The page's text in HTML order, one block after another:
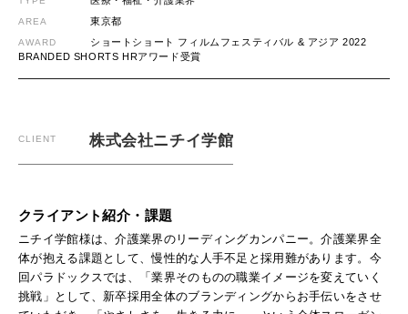
AREA 東京都
AWARD
ショートショート フィルムフェスティバル & アジア 2022
BRANDED SHORTS HRアワード受賞
CLIENT 株式会社ニチイ学館
クライアント紹介・課題
ニチイ学館様は、介護業界のリーディングカンパニー。介護業界全
体が抱える課題として、慢性的な人手不足と採用難があります。今
回パラドックスでは、「業界そのものの職業イメージを変えていく
挑戦」として、新卒採用全体のブランディングからお手伝いをさせ